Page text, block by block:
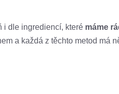
i dle ingrediencí, které máme
a každá z těchto metod má